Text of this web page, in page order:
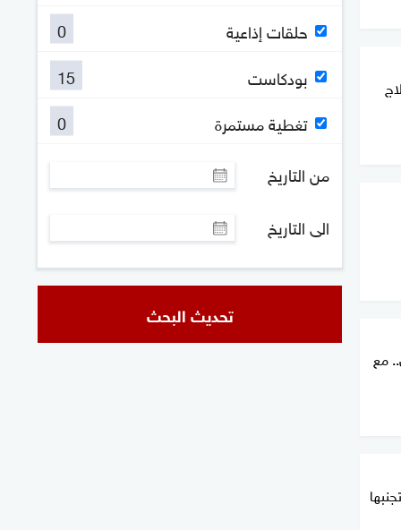
مع
حلقات إذاعية
0
بودكاست
15
تغطية مستمرة
0
من التاريخ
الى التاريخ
تحديث البحث